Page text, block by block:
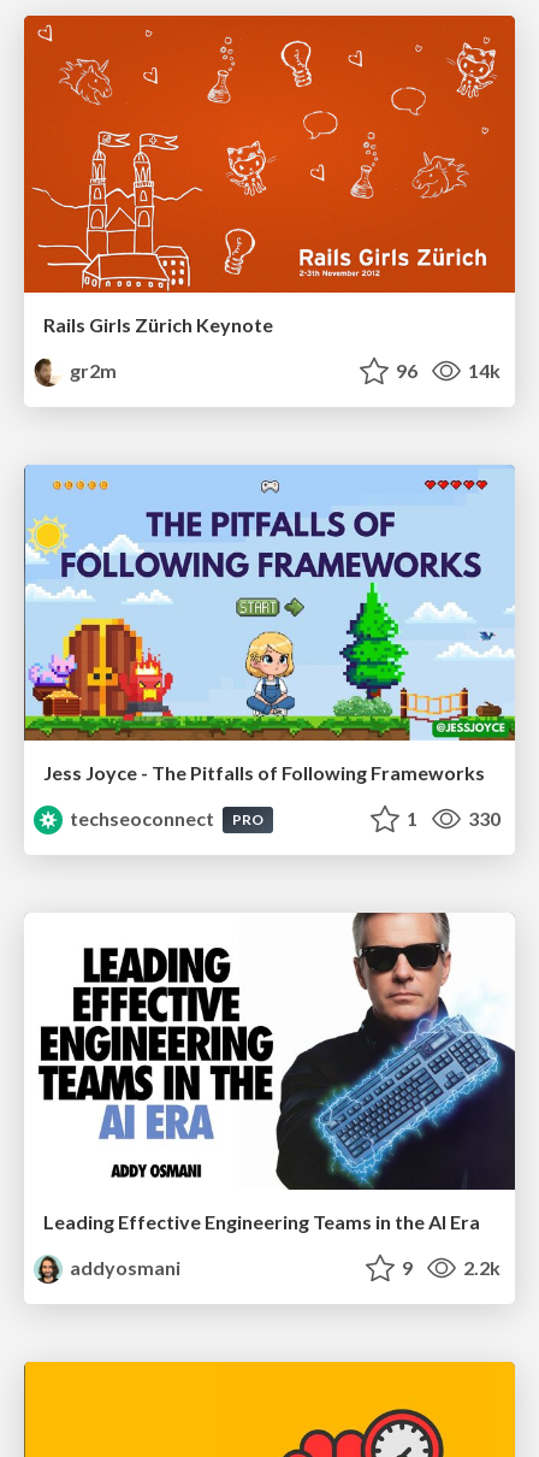
Rails Girls Zürich Keynote
gr2m
96 14k
Jess Joyce - The Pitfalls of Following Frameworks
techseoconnect
PRO 1 330
Leading Effective Engineering Teams in the AI Era
addyosmani
9 2.2k